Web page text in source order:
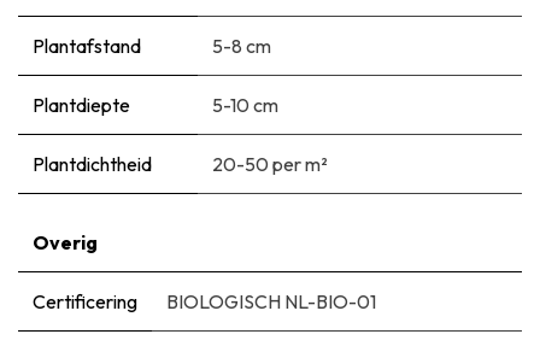
Plantafstand 5-8 cm
Plantdiepte 5-10 cm
Plantdichtheid 20-50 per m²
Overig
Certificering BIOLOGISCH NL-BIO-01